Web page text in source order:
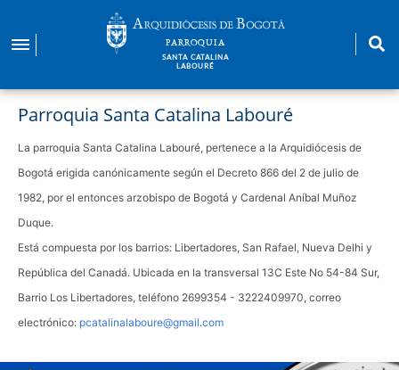
contenido
PARROQUIA
SANTA CATALINA
LABOURÉ
Parroquia Santa Catalina Labouré
La parroquia Santa Catalina Labouré, pertenece a la Arquidiócesis de
Bogotá erigida canónicamente según el Decreto 866 del 2 de julio de
1982, por el entonces arzobispo de Bogotá y Cardenal Aníbal Muñoz
Duque.
Está compuesta por los barrios: Libertadores, San Rafael, Nueva Delhi y
República del Canadá. Ubicada en la transversal 13C Este No 54-84 Sur,
Barrio Los Libertadores, teléfono 2699354 - 3222409970, correo
electrónico: pcatalinalaboure@gmail.com